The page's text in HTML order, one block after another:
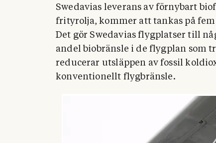
Swedavias leverans av förnybart
frityrolja, kommer att tankas på
Det gör Swedavias flygplatser till
andel biobränsle i de flygplan som
reducerar utsläppen av fossil
konventionellt flygbränsle.